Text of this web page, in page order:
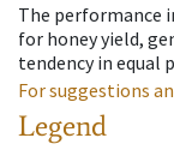
The performance
for honey yield,
tendency in equal
For suggestions
Legend